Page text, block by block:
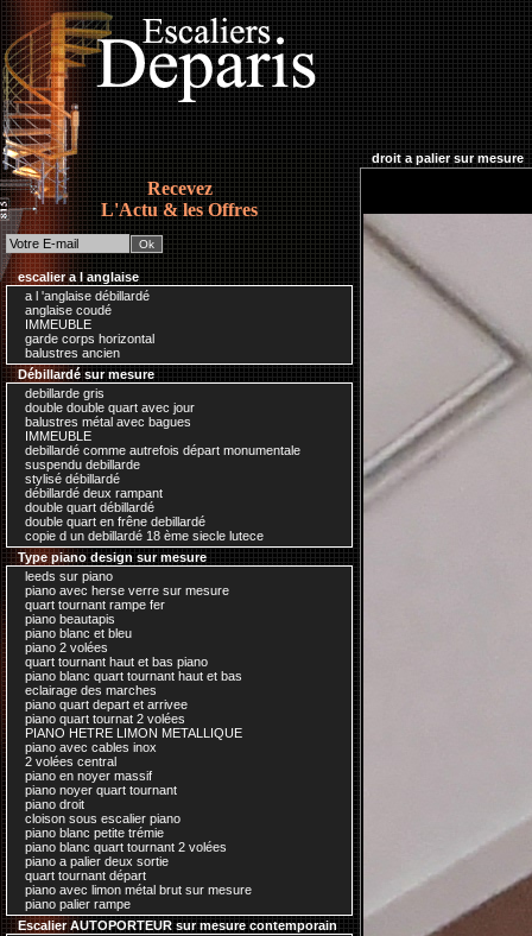
Recevez
L'Actu & les Offres
escalier a l anglaise
a l 'anglaise débillardé
anglaise coudé
IMMEUBLE
garde corps horizontal
balustres ancien
Débillardé sur mesure
debillarde gris
double double quart avec jour
balustres métal avec bagues
IMMEUBLE
debillardé comme autrefois départ monumentale
suspendu debillarde
stylisé débillardé
débillardé deux rampant
double quart débillardé
double quart en frêne debillardé
copie d un debillardé 18 ème siecle lutece
Type piano design sur mesure
leeds sur piano
piano avec herse verre sur mesure
quart tournant rampe fer
piano beautapis
piano blanc et bleu
piano 2 volées
quart tournant haut et bas piano
piano blanc quart tournant haut et bas
eclairage des marches
piano quart depart et arrivee
piano quart tournat 2 volées
PIANO HETRE LIMON METALLIQUE
piano avec cables inox
2 volées central
piano en noyer massif
piano noyer quart tournant
piano droit
cloison sous escalier piano
piano blanc petite trémie
piano blanc quart tournant 2 volées
piano a palier deux sortie
quart tournant départ
piano avec limon métal brut sur mesure
piano palier rampe
Escalier AUTOPORTEUR sur mesure contemporain
droit a palier sur mesure